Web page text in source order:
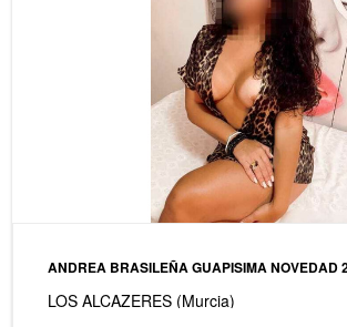
ANDREA BRASILEÑA GUAPISIMA NOVEDAD
LOS ALCAZERES (Murcia)